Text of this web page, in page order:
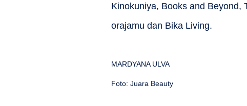
Kinokuniya, Books and Beyond,
orajamu dan Bika Living.
MARDYANA ULVA
Foto: Juara Beauty